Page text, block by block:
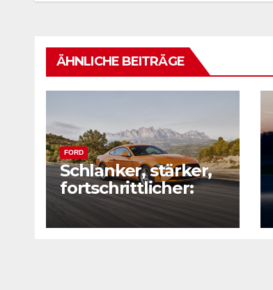
ÄHNLICHE BEITRÄGE
FORD
Schlanker, stärker,
fortschrittlicher:
Der Ford Mustang